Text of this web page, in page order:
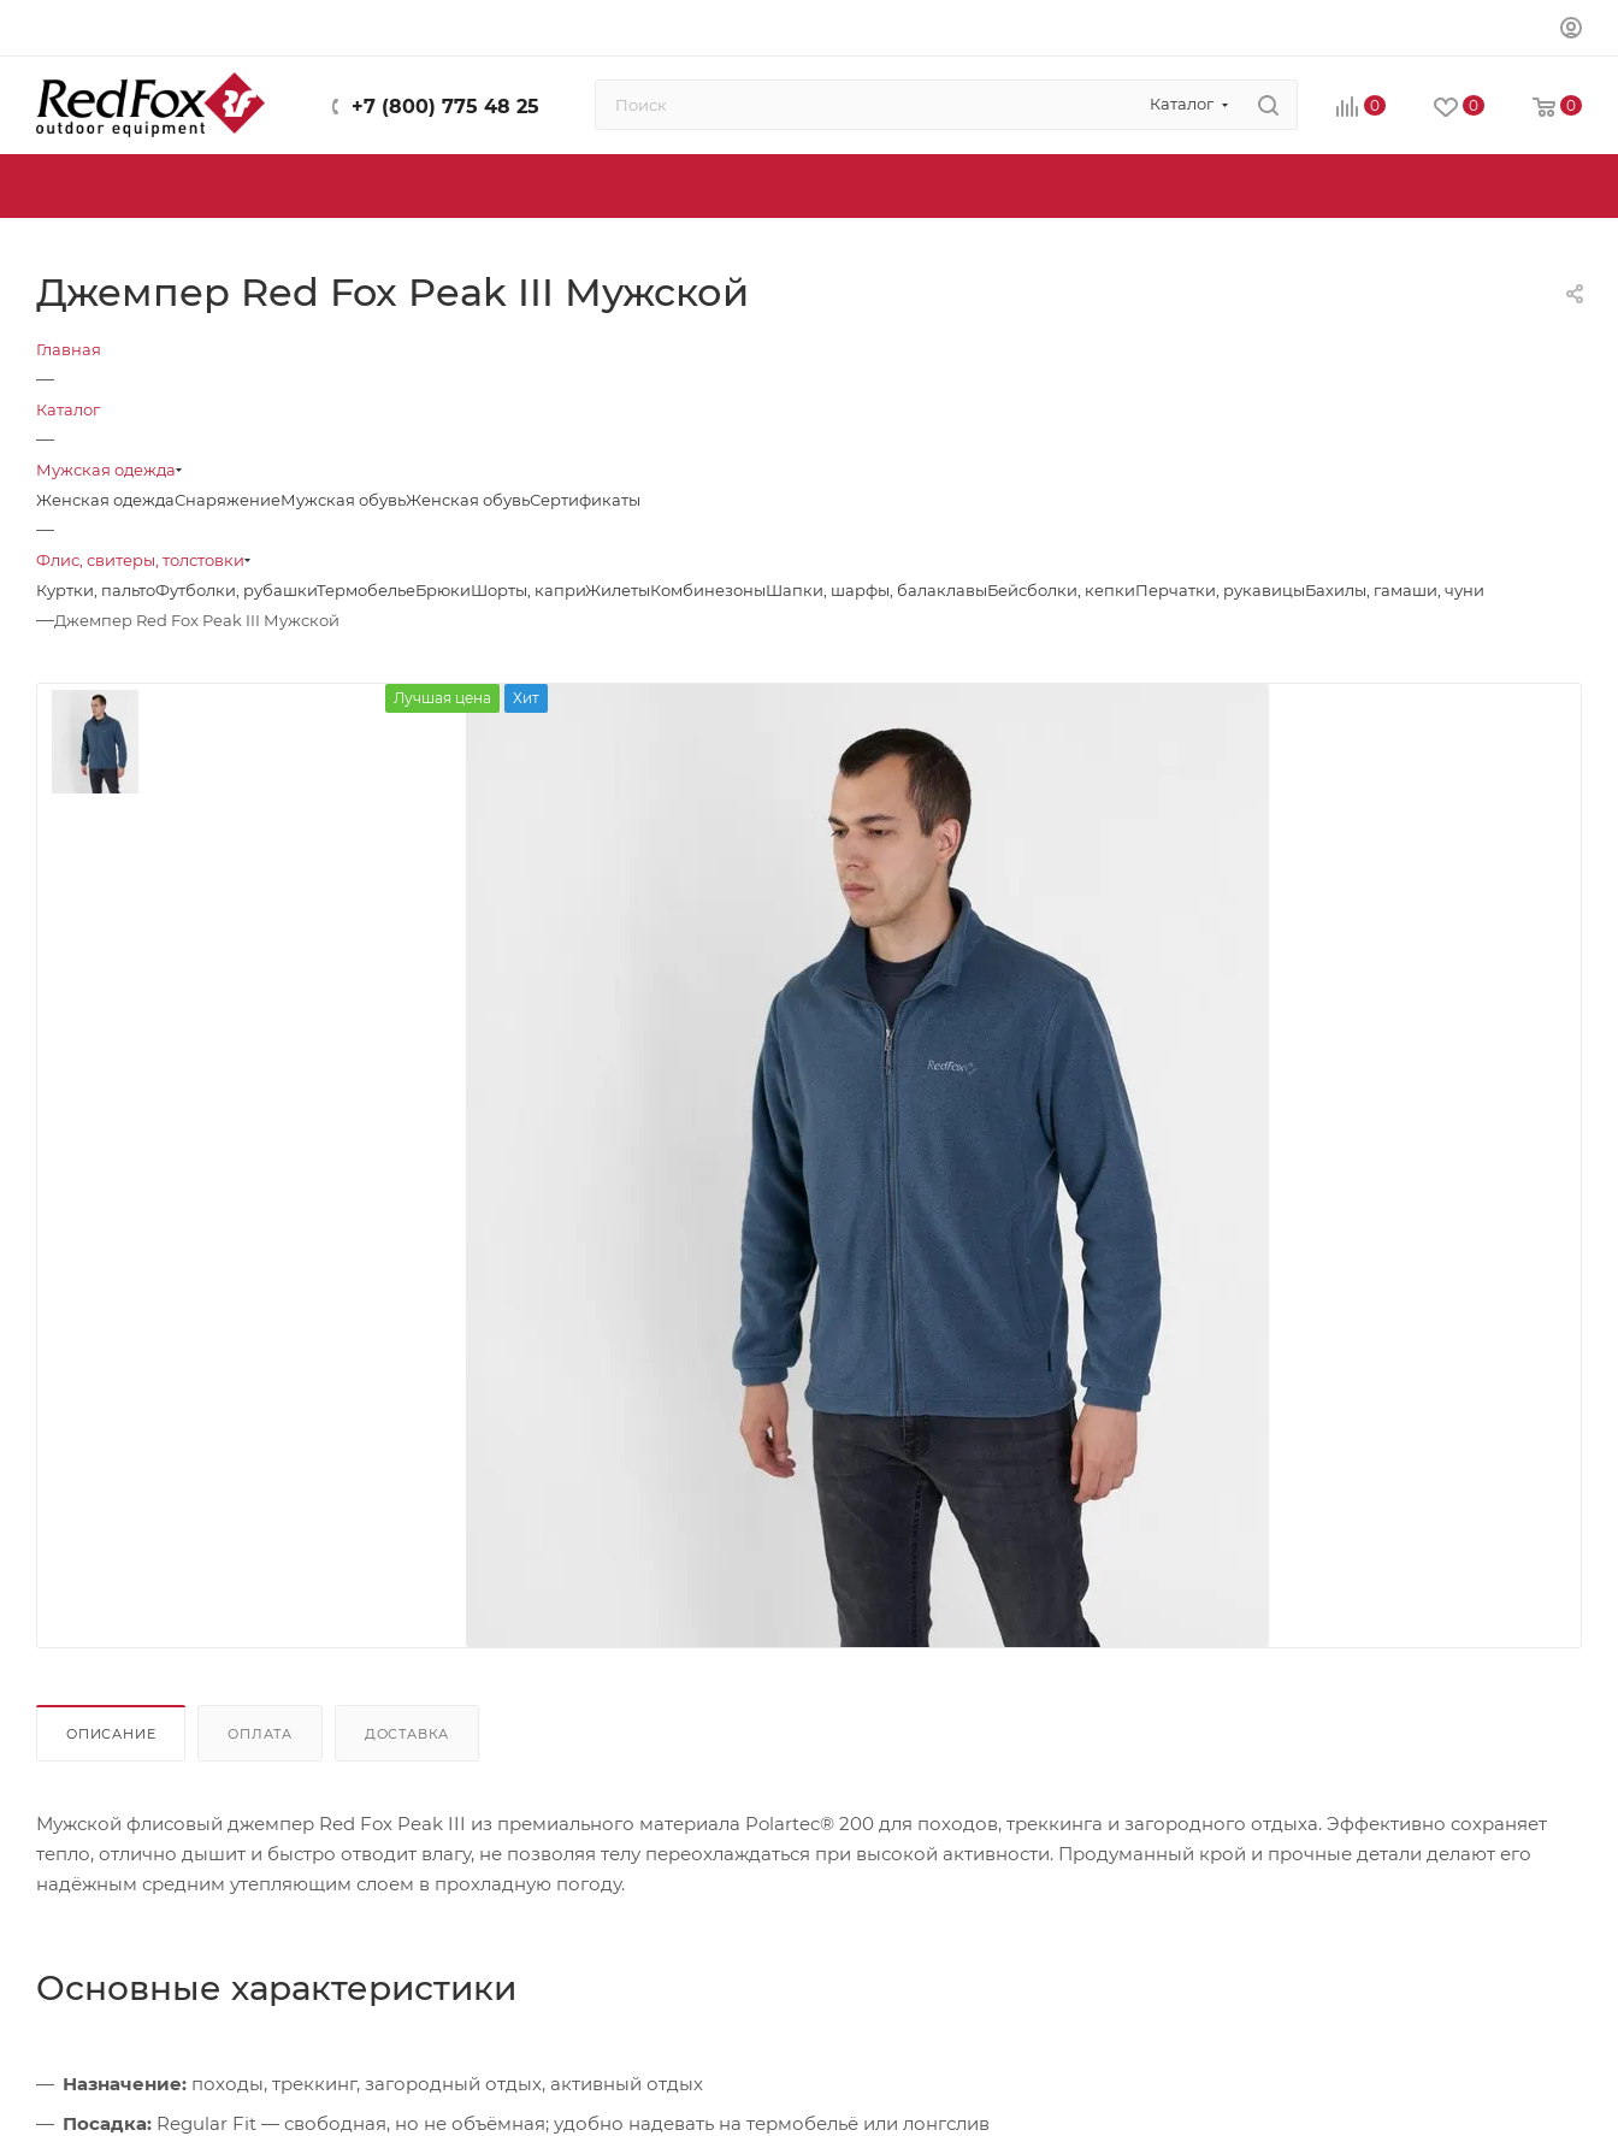
+7 (800) 775 48 25 Каталог 0 0 0
Джемпер Red Fox Peak III Мужской
Главная
—
Каталог
—
Мужская одежда
Женская одеждаСнаряжениеМужская обувьЖенская обувьСертификаты
—
Флис, свитеры, толстовки
Куртки, пальтоФутболки, рубашкиТермобельеБрюкиШорты, каприЖилетыКомбинезоныШапки, шарфы, балаклавыБейсболки, кепкиПерчатки, рукавицыБахилы, гамаши, чуни
—Джемпер Red Fox Peak III Мужской
Лучшая цена Хит
ОПИСАНИЕ ОПЛАТА ДОСТАВКА
Мужской флисовый джемпер Red Fox Peak III из премиального материала Polartec® 200 для походов, треккинга и загородного отдыха. Эффективно сохраняет
тепло, отлично дышит и быстро отводит влагу, не позволяя телу переохлаждаться при высокой активности. Продуманный крой и прочные детали делают его
надёжным средним утепляющим слоем в прохладную погоду.
Основные характеристики
Назначение: походы, треккинг, загородный отдых, активный отдых
Посадка: Regular Fit — свободная, но не объёмная; удобно надевать на термобельё или лонгслив